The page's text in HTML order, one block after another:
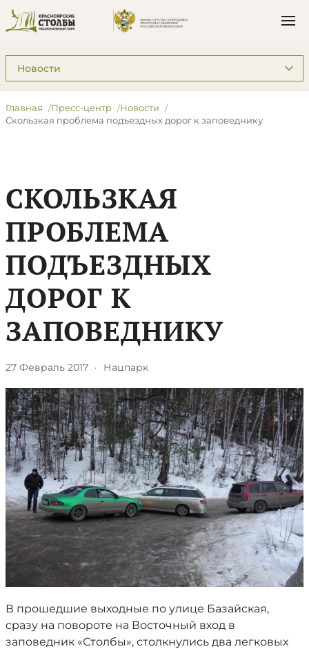
Подразделы: Пресс-центр
Главная Пресс-центр
Новости
​Скользкая проблема подъездных дорог к заповеднику
​СКОЛЬЗКАЯ
ПРОБЛЕМА
ПОДЪЕЗДНЫХ
ДОРОГ К
ЗАПОВЕДНИКУ
27 Февраль 2017 · Нацпарк
В прошедшие выходные по улице Базайская,
сразу на повороте на Восточный вход в
заповедник «Столбы», столкнулись два легковых